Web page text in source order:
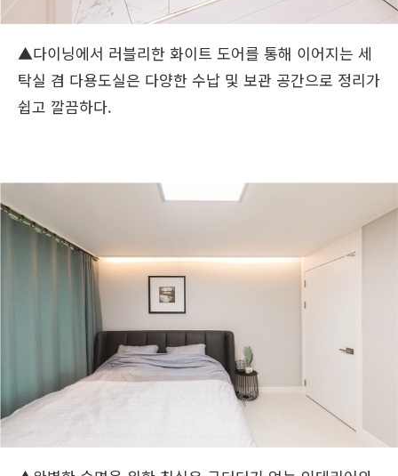
▲다이닝에서 러블리한 화이트 도어를 통해 이어지는 세
탁실 겸 다용도실은 다양한 수납 및 보관 공간으로 정리가
쉽고 깔끔하다.